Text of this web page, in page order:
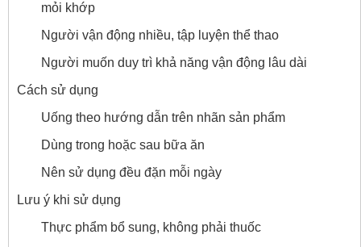
mỏi khớp
Người vận động nhiều, tập luyện thể thao
Người muốn duy trì khả năng vận động lâu dài
Cách sử dụng
Uống theo hướng dẫn trên nhãn sản phẩm
Dùng trong hoặc sau bữa ăn
Nên sử dụng đều đặn mỗi ngày
Lưu ý khi sử dụng
Thực phẩm bổ sung, không phải thuốc